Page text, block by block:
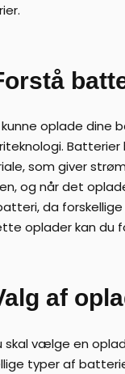
kunne oplade
som giver
og når det
da
oplader kan du
af
skal vælge en
typer af